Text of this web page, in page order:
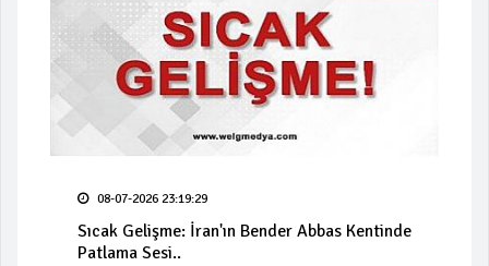
08-07-2026 23:19:29
Sıcak Gelişme: İran'ın Bender Abbas Kentinde
Patlama Sesi..